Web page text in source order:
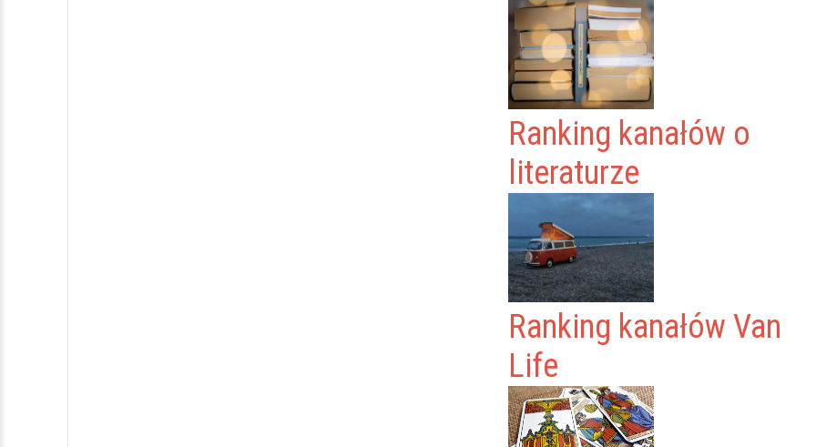
Ranking kanałów o
literaturze
Ranking kanałów Van
Life